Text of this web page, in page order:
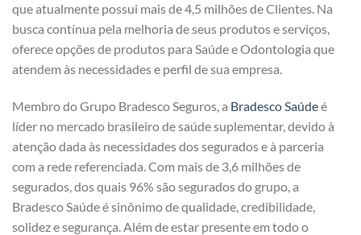
que atualmente possui mais de 4,5 milhões de Clientes. Na
busca contínua pela melhoria de seus produtos e serviços,
oferece opções de produtos para Saúde e Odontologia que
atendem às necessidades e perfil de sua empresa.
Membro do Grupo Bradesco Seguros, a Bradesco Saúdeé
líder no mercado brasileiro de saúde suplementar, devido à
atenção dada às necessidades dos segurados e à parceria
com a rede referenciada. Com mais de 3,6 milhões de
segurados, dos quais 96% são segurados do grupo, a
Bradesco Saúde é sinônimo de qualidade, credibilidade,
solidez e segurança. Além de estar presente em todo o